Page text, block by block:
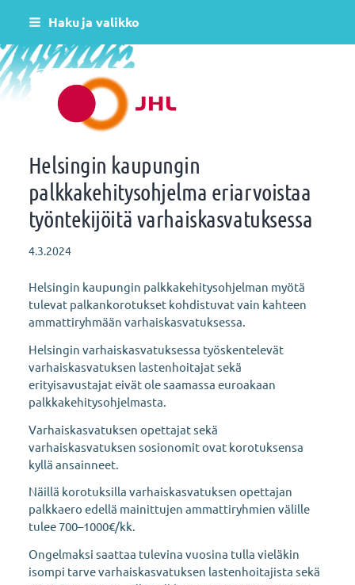
Siirry
sisältöön
Haku ja valikko
Helsingin varhaiskasvatus JHL ry 081
Helsingin kaupungin
palkkakehitysohjelma eriarvoistaa
työntekijöitä varhaiskasvatuksessa
4.3.2024
Helsingin kaupungin palkkakehitysohjelman myötä
tulevat palkankorotukset kohdistuvat vain kahteen
ammattiryhmään varhaiskasvatuksessa.
Helsingin varhaiskasvatuksessa työskentelevät
varhaiskasvatuksen lastenhoitajat sekä
erityisavustajat eivät ole saamassa euroakaan
palkkakehitysohjelmasta.
Varhaiskasvatuksen opettajat sekä
varhaiskasvatuksen sosionomit ovat korotuksensa
kyllä ansainneet.
Näillä korotuksilla varhaiskasvatuksen opettajan
palkkaero edellä mainittujen ammattiryhmien välille
tulee 700–1000€/kk.
Ongelmaksi saattaa tulevina vuosina tulla vieläkin
isompi tarve varhaiskasvatuksen lastenhoitajista sekä